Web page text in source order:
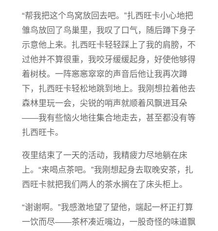
“帮我把这个鸟窝放回去吧。”扎西旺卡小心地把
雏鸟放回了鸟巢里，我叹了口气，随后蹲下身子
示意他上来。扎西旺卡轻轻踩上了我的肩膀，不
过他并不算很重，我咬牙缓缓起身，好使他够得
着树枝。一阵窸窸窣窣的声音后他让我再次蹲
下，扎西旺卡轻松地跳到地上。我刚想拉着他去
森林里玩一会，尖锐的哨声就顺着风飘进耳朵
——我有些恼火地往集合地走去，甚至都没有等
扎西旺卡。
夜里结束了一天的活动，我精疲力尽地躺在床
上。“来喝点茶吧。”我刚想起身去取晚安茶，扎
西旺卡就把我们两人的茶水搁在了床头柜上。
“谢谢啊。”我感激地望了望他，端起一杯正打算
一饮而尽——茶杯凑近嘴边，一股奇怪的味道飘